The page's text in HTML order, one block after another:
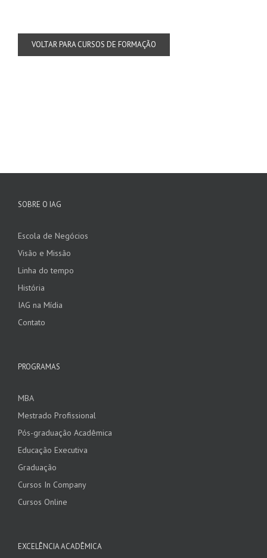
VOLTAR PARA CURSOS DE FORMAÇÃO
SOBRE O IAG
Escola de Negócios
Visão e Missão
Linha do tempo
História
IAG na Mídia
Contato
PROGRAMAS
MBA
Mestrado Profissional
Pós-graduação Acadêmica
Educação Executiva
Graduação
Cursos In Company
Cursos Online
EXCELÊNCIA ACADÊMICA